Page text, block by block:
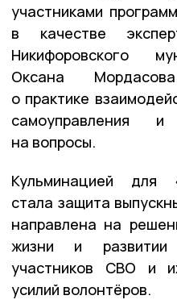
участниками
в качестве
Никифоровского
Оксана
о практике
самоуправления
на вопросы.
Кульминацией для
стала защита
направлена на
жизни и развитии
участников СВО и
усилий волонтёров.